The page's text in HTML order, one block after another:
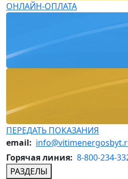
ОНЛАЙН-ОПЛАТА
ПЕРЕДАТЬ ПОКАЗАНИЯ
email:
Горячая линия: 8-800-234-
РАЗДЕЛЫ